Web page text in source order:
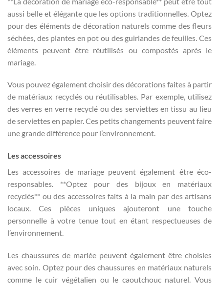
aussi belle et élégante que les options traditionnelles. Optez
pour des éléments de décoration naturels comme des fleurs
séchées, des plantes en pot ou des guirlandes de feuilles. Ces
éléments peuvent être réutilisés ou compostés après le
mariage.
Vous pouvez également choisir des décorations faites à partir
de matériaux recyclés ou réutilisables. Par exemple, utilisez
des verres en verre recyclé ou des serviettes en tissu au lieu
de serviettes en papier. Ces petits changements peuvent faire
une grande différence pour l’environnement.
Les accessoires
Les accessoires de mariage peuvent également être éco-
responsables. **Optez pour des bijoux en matériaux
recyclés** ou des accessoires faits à la main par des artisans
locaux. Ces pièces uniques ajouteront une touche
personnelle à votre tenue tout en étant respectueuses de
l’environnement.
Les chaussures de mariée peuvent également être choisies
avec soin. Optez pour des chaussures en matériaux naturels
comme le cuir végétalien ou le caoutchouc naturel. Vous